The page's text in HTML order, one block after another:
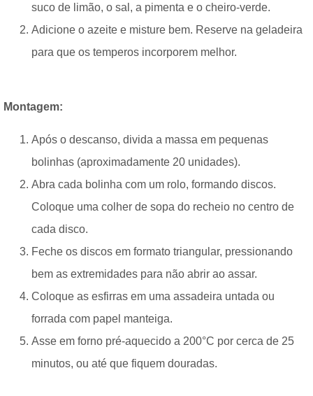
suco de limão, o sal, a pimenta e o cheiro-verde.
Adicione o azeite e misture bem. Reserve na geladeira
para que os temperos incorporem melhor.
Montagem:
Após o descanso, divida a massa em pequenas
bolinhas (aproximadamente 20 unidades).
Abra cada bolinha com um rolo, formando discos.
Coloque uma colher de sopa do recheio no centro de
cada disco.
Feche os discos em formato triangular, pressionando
bem as extremidades para não abrir ao assar.
Coloque as esfirras em uma assadeira untada ou
forrada com papel manteiga.
Asse em forno pré-aquecido a 200°C por cerca de 25
minutos, ou até que fiquem douradas.